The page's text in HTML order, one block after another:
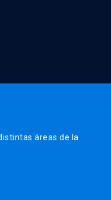
áreas de la